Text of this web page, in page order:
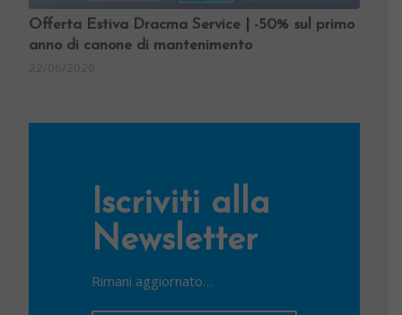
Offerta Estiva Dracma Service | -50% sul primo
anno di canone di mantenimento
Iscriviti alla
Newsletter
Rimani aggiornato…